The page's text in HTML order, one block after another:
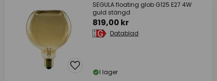
SEGULA floating glob G125 E27 4W
guld stängd
819,00 kr
Datablad
I lager